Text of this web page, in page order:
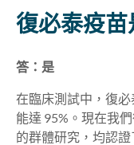
復必泰疫苗
答：是
在臨床測試中，復
能達 95%。現在我
的群體研究，均認